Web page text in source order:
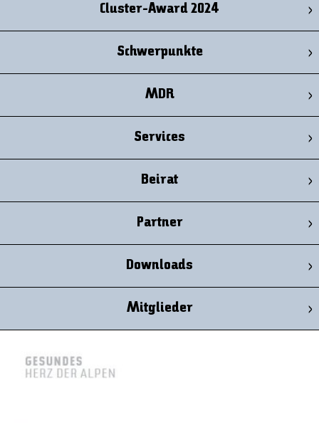
Cluster-Award 2024
Schwerpunkte
MDR
Services
Beirat
Partner
Downloads
Mitglieder